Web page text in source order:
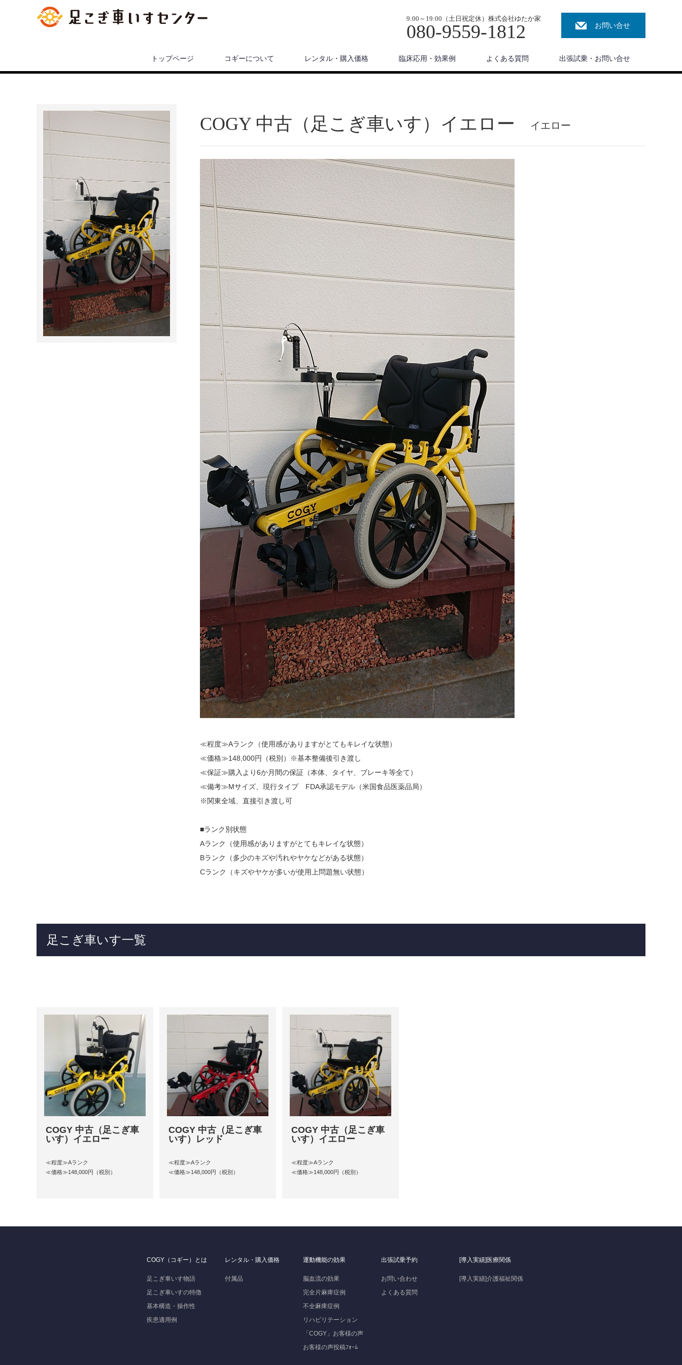
9:00～19:00（土日祝定休）株式会社ゆたか家
080-9559-1812 お問い合せ
トップページ コギーについて レンタル・購入価格 臨床応用・効果例 よくある質問 出張試乗・お問い合せ
COGY 中古（足こぎ車いす）イエロー イエロー
≪程度≫Aランク（使用感がありますがとてもキレイな状態）
≪価格≫148,000円（税別）※基本整備後引き渡し
≪保証≫購入より6か月間の保証（本体、タイヤ、ブレーキ等全て）
≪備考≫Mサイズ、現行タイプ FDA承認モデル（米国食品医薬品局）
※関東全域、直接引き渡し可
■ランク別状態
Aランク（使用感がありますがとてもキレイな状態）
Bランク（多少のキズや汚れやヤケなどがある状態）
Cランク（キズやヤケが多いが使用上問題無い状態）
足こぎ車いす一覧
COGY 中古（足こぎ車
いす）イエロー
≪程度≫Aランク
≪価格≫148,000円（税別）
COGY 中古（足こぎ車
いす）レッド
≪程度≫Aランク
≪価格≫148,000円（税別）
COGY 中古（足こぎ車
いす）イエロー
≪程度≫Aランク
≪価格≫148,000円（税別）
COGY（コギー）とは
足こぎ車いす物語
足こぎ車いすの特徴
基本構造・操作性
疾患適用例
レンタル・購入価格
付属品
運動機能の効果
脳血流の効果
完全片麻痺症例
不全麻痺症例
リハビリテーション
「COGY」お客様の声
お客様の声投稿ﾌｫｰﾑ
出張試乗予約
お問い合わせ
よくある質問
[導入実績]医療関係
[導入実績]介護福祉関係